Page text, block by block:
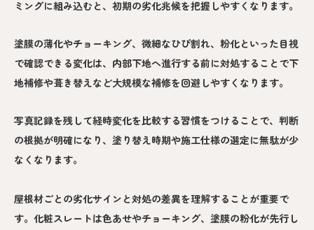
ミングに組み込むと、初期の劣化兆候を把握しやすくなります。
塗膜の薄化やチョーキング、微細なひび割れ、粉化といった目視
で確認できる変化は、内部下地へ進行する前に対処することで下
地補修や葺き替えなど大規模な補修を回避しやすくなります。
写真記録を残して経時変化を比較する習慣をつけることで、判断
の根拠が明確になり、塗り替え時期や施工仕様の選定に無駄が少
なくなります。
屋根材ごとの劣化サインと対処の差異を理解することが重要で
す。化粧スレートは色あせやチョーキング、塗膜の粉化が先行し